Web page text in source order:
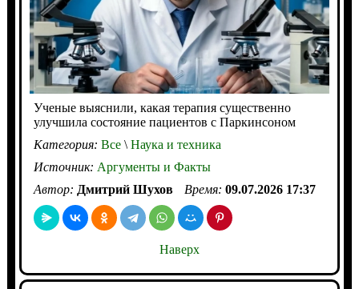
Ученые выяснили, какая терапия существенно
улучшила состояние пациентов с Паркинсоном
Категория: Все\Наука и техника
Источник: Аргументы и Факты
Автор: Дмитрий Шухов Время: 09.07.2026 17:37
Наверх